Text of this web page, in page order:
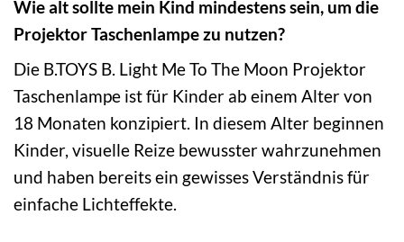
Wie alt sollte mein Kind mindestens sein, um die
Projektor Taschenlampe zu nutzen?
Die B.TOYS B. Light Me To The Moon Projektor
Taschenlampe ist für Kinder ab einem Alter von
18 Monaten konzipiert. In diesem Alter beginnen
Kinder, visuelle Reize bewusster wahrzunehmen
und haben bereits ein gewisses Verständnis für
einfache Lichteffekte.